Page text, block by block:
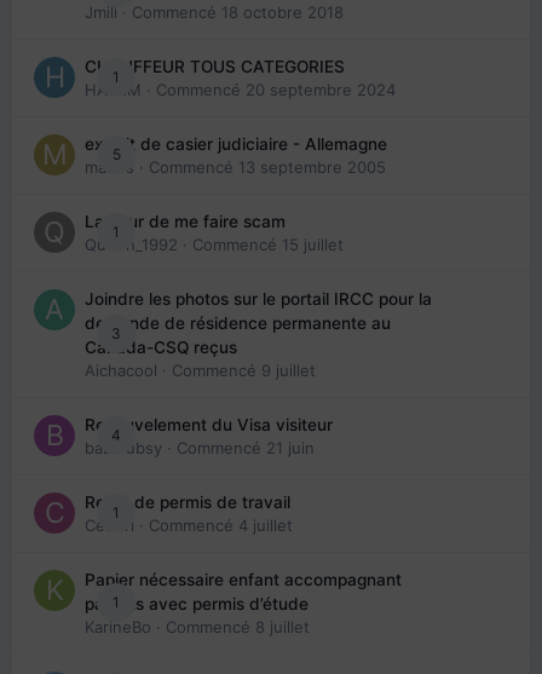
Jmili · Commencé 18 octobre 2018
1
CHAUFFEUR TOUS CATEGORIES
HAZEM · Commencé 20 septembre 2024
5
extrait de casier judiciaire - Allemagne
maries · Commencé 13 septembre 2005
1
La peur de me faire scam
Queen_1992 · Commencé 15 juillet
3
Joindre les photos sur le portail IRCC pour la
demande de résidence permanente au
Canada-CSQ reçus
Aichacool · Commencé 9 juillet
4
Renouvelement du Visa visiteur
babibubsy · Commencé 21 juin
1
Refus de permis de travail
Cedbri · Commencé 4 juillet
1
Papier nécessaire enfant accompagnant
parents avec permis d’étude
KarineBo · Commencé 8 juillet